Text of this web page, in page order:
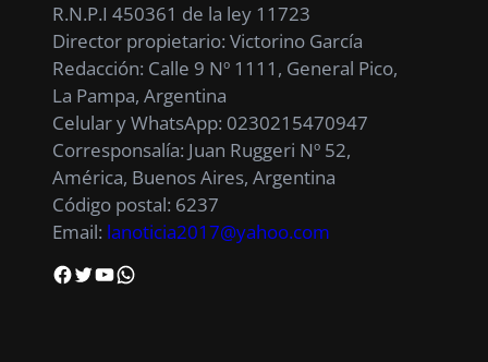
R.N.P.I 450361 de la ley 11723
Director propietario: Victorino García
Redacción: Calle 9 Nº 1111, General Pico,
La Pampa, Argentina
Celular y WhatsApp: 0230215470947
Corresponsalía: Juan Ruggeri Nº 52,
América, Buenos Aires, Argentina
Código postal: 6237
Email: lanoticia2017@yahoo.com
Facebook Twitter YouTube WhatsApp